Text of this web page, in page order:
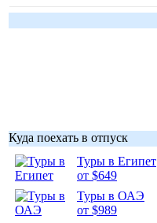
Куда поехать в отпуск
Туры в Египет
от $649
Туры в ОАЭ
от $989